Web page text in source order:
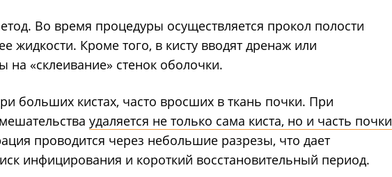
Во время процедуры осуществляется прокол полости
жидкости. Кроме того, в кисту вводят дренаж или
«склеивание» стенок оболочки.
больших кистах, часто вросших в ткань почки. При
удаляется не только сама киста, но и часть почки
проводится через небольшие разрезы, что дает
инфицирования и короткий восстановительный период.